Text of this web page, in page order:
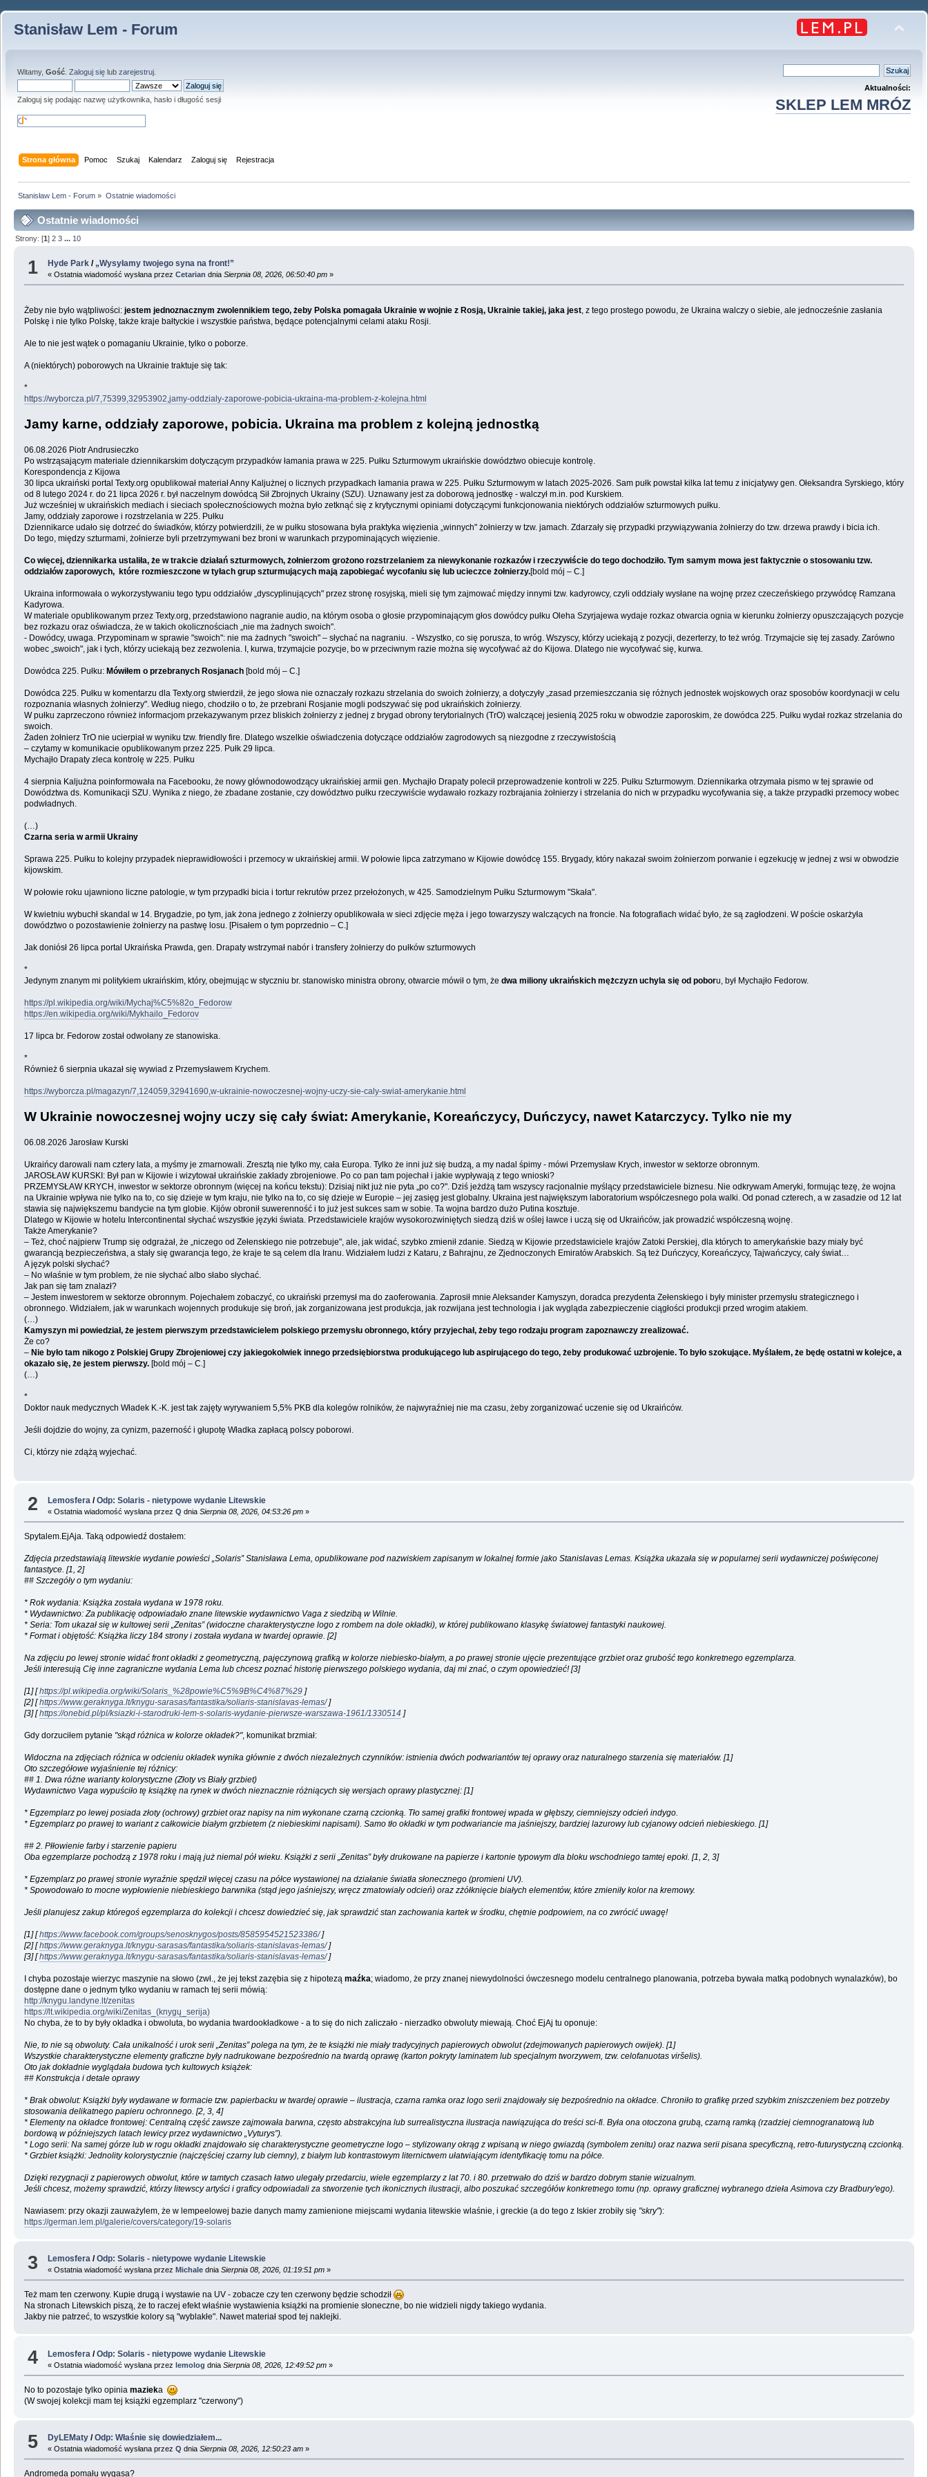
Stanisław Lem - Forum
Witamy, Gość Zaloguj się lub zarejestruj
Zaloguj się podając nazwę użytkownika, hasło i długość sesji
Aktualności:
SKLEP LEM MRÓZ
Strona główna Pomoc Szukaj Kalendarz Zaloguj się Rejestracja
Stanisław Lem - Forum » Ostatnie wiadomości
Ostatnie wiadomości
Strony: [1]2 3 ... 10
1 Hyde Park / „Wysyłamy twojego syna na front!”
« Ostatnia wiadomość wysłana przezCetarian dnia Sierpnia 08, 2026, 06:50:40 pm »
Żeby nie było wątpliwości: jestem jednoznacznym zwolennikiem tego, żeby Polska pomagała Ukrainie w wojnie z Rosją, Ukrainie takiej, jaka jest, z tego prostego powodu, że Ukraina walczy o siebie, ale jednocześnie zasłania
Polskę i nie tylko Polskę, także kraje bałtyckie i wszystkie państwa, będące potencjalnymi celami ataku Rosji.
Ale to nie jest wątek o pomaganiu Ukrainie, tylko o poborze.
A (niektórych) poborowych na Ukrainie traktuje się tak:
*
https://wyborcza.pl/7,75399,32953902,jamy-oddzialy-zaporowe-pobicia-ukraina-ma-problem-z-kolejna.html
Jamy karne, oddziały zaporowe, pobicia. Ukraina ma problem z kolejną jednostką
06.08.2026 Piotr Andrusieczko
Po wstrząsającym materiale dziennikarskim dotyczącym przypadków łamania prawa w 225. Pułku Szturmowym ukraińskie dowództwo obiecuje kontrolę.
Korespondencja z Kijowa
30 lipca ukraiński portal Texty.org opublikował materiał Anny Kaljużnej o licznych przypadkach łamania prawa w 225. Pułku Szturmowym w latach 2025-2026. Sam pułk powstał kilka lat temu z inicjatywy gen. Ołeksandra Syrskiego, który
od 8 lutego 2024 r. do 21 lipca 2026 r. był naczelnym dowódcą Sił Zbrojnych Ukrainy (SZU). Uznawany jest za doborową jednostkę - walczył m.in. pod Kurskiem.
Już wcześniej w ukraińskich mediach i sieciach społecznościowych można było zetknąć się z krytycznymi opiniami dotyczącymi funkcjonowania niektórych oddziałów szturmowych pułku.
Jamy, oddziały zaporowe i rozstrzelania w 225. Pułku
Dziennikarce udało się dotrzeć do świadków, którzy potwierdzili, że w pułku stosowana była praktyka więzienia „winnych" żołnierzy w tzw. jamach. Zdarzały się przypadki przywiązywania żołnierzy do tzw. drzewa prawdy i bicia ich.
Do tego, między szturmami, żołnierze byli przetrzymywani bez broni w warunkach przypominających więzienie.
Co więcej, dziennikarka ustaliła, że w trakcie działań szturmowych, żołnierzom grożono rozstrzelaniem za niewykonanie rozkazów i rzeczywiście do tego dochodziło. Tym samym mowa jest faktycznie o stosowaniu tzw.
oddziałów zaporowych, które rozmieszczone w tyłach grup szturmujących mają zapobiegać wycofaniu się lub ucieczce żołnierzy.[bold mój – C.]
Ukraina informowała o wykorzystywaniu tego typu oddziałów „dyscyplinujących" przez stronę rosyjską, mieli się tym zajmować między innymi tzw. kadyrowcy, czyli oddziały wysłane na wojnę przez czeczeńskiego przywódcę Ramzana
Kadyrowa.
W materiale opublikowanym przez Texty.org, przedstawiono nagranie audio, na którym osoba o głosie przypominającym głos dowódcy pułku Oleha Szyrjajewa wydaje rozkaz otwarcia ognia w kierunku żołnierzy opuszczających pozycje
bez rozkazu oraz oświadcza, że w takich okolicznościach „nie ma żadnych swoich".
- Dowódcy, uwaga. Przypominam w sprawie "swoich": nie ma żadnych "swoich" – słychać na nagraniu. - Wszystko, co się porusza, to wróg. Wszyscy, którzy uciekają z pozycji, dezerterzy, to też wróg. Trzymajcie się tej zasady. Zarówno
wobec „swoich", jak i tych, którzy uciekają bez zezwolenia. I, kurwa, trzymajcie pozycje, bo w przeciwnym razie można się wycofywać aż do Kijowa. Dlatego nie wycofywać się, kurwa.
Dowódca 225. Pułku: Mówiłem o przebranych Rosjanach[bold mój – C.]
Dowódca 225. Pułku w komentarzu dla Texty.org stwierdził, że jego słowa nie oznaczały rozkazu strzelania do swoich żołnierzy, a dotyczyły „zasad przemieszczania się różnych jednostek wojskowych oraz sposobów koordynacji w celu
rozpoznania własnych żołnierzy". Według niego, chodziło o to, że przebrani Rosjanie mogli podszywać się pod ukraińskich żołnierzy.
W pułku zaprzeczono również informacjom przekazywanym przez bliskich żołnierzy z jednej z brygad obrony terytorialnych (TrO) walczącej jesienią 2025 roku w obwodzie zaporoskim, że dowódca 225. Pułku wydał rozkaz strzelania do
swoich.
Żaden żołnierz TrO nie ucierpiał w wyniku tzw. friendly fire. Dlatego wszelkie oświadczenia dotyczące oddziałów zagrodowych są niezgodne z rzeczywistością
– czytamy w komunikacie opublikowanym przez 225. Pułk 29 lipca.
Mychajło Drapaty zleca kontrolę w 225. Pułku
4 sierpnia Kaljużna poinformowała na Facebooku, że nowy głównodowodzący ukraińskiej armii gen. Mychajło Drapaty polecił przeprowadzenie kontroli w 225. Pułku Szturmowym. Dziennikarka otrzymała pismo w tej sprawie od
Dowództwa ds. Komunikacji SZU. Wynika z niego, że zbadane zostanie, czy dowództwo pułku rzeczywiście wydawało rozkazy rozbrajania żołnierzy i strzelania do nich w przypadku wycofywania się, a także przypadki przemocy wobec
podwładnych.
(…)
Czarna seria w armii Ukrainy
Sprawa 225. Pułku to kolejny przypadek nieprawidłowości i przemocy w ukraińskiej armii. W połowie lipca zatrzymano w Kijowie dowódcę 155. Brygady, który nakazał swoim żołnierzom porwanie i egzekucję w jednej z wsi w obwodzie
kijowskim.
W połowie roku ujawniono liczne patologie, w tym przypadki bicia i tortur rekrutów przez przełożonych, w 425. Samodzielnym Pułku Szturmowym "Skała".
W kwietniu wybuchł skandal w 14. Brygadzie, po tym, jak żona jednego z żołnierzy opublikowała w sieci zdjęcie męża i jego towarzyszy walczących na froncie. Na fotografiach widać było, że są zagłodzeni. W poście oskarżyła
dowództwo o pozostawienie żołnierzy na pastwę losu. [Pisałem o tym poprzednio – C.]
Jak doniósł 26 lipca portal Ukraińska Prawda, gen. Drapaty wstrzymał nabór i transfery żołnierzy do pułków szturmowych
*
Jedynym znanym mi politykiem ukraińskim, który, obejmując w styczniu br. stanowisko ministra obrony, otwarcie mówił o tym, że dwa miliony ukraińskich mężczyzn uchyla się od poboru, był Mychajło Fedorow.
https://pl.wikipedia.org/wiki/Mychaj%C5%82o_Fedorow
https://en.wikipedia.org/wiki/Mykhailo_Fedorov
17 lipca br. Fedorow został odwołany ze stanowiska.
*
Również 6 sierpnia ukazał się wywiad z Przemysławem Krychem.
https://wyborcza.pl/magazyn/7,124059,32941690,w-ukrainie-nowoczesnej-wojny-uczy-sie-caly-swiat-amerykanie.html
W Ukrainie nowoczesnej wojny uczy się cały świat: Amerykanie, Koreańczycy, Duńczycy, nawet Katarczycy. Tylko nie my
06.08.2026 Jarosław Kurski
Ukraińcy darowali nam cztery lata, a myśmy je zmarnowali. Zresztą nie tylko my, cała Europa. Tylko że inni już się budzą, a my nadal śpimy - mówi Przemysław Krych, inwestor w sektorze obronnym.
JAROSŁAW KURSKI: Był pan w Kijowie i wizytował ukraińskie zakłady zbrojeniowe. Po co pan tam pojechał i jakie wypływają z tego wnioski?
PRZEMYSŁAW KRYCH, inwestor w sektorze obronnym (więcej na końcu tekstu): Dzisiaj nikt już nie pyta „po co?". Dziś jeżdżą tam wszyscy racjonalnie myślący przedstawiciele biznesu. Nie odkrywam Ameryki, formując tezę, że wojna
na Ukrainie wpływa nie tylko na to, co się dzieje w tym kraju, nie tylko na to, co się dzieje w Europie – jej zasięg jest globalny. Ukraina jest największym laboratorium współczesnego pola walki. Od ponad czterech, a w zasadzie od 12 lat
stawia się największemu bandycie na tym globie. Kijów obronił suwerenność i to już jest sukces sam w sobie. Ta wojna bardzo dużo Putina kosztuje.
Dlatego w Kijowie w hotelu Intercontinental słychać wszystkie języki świata. Przedstawiciele krajów wysokorozwiniętych siedzą dziś w oślej ławce i uczą się od Ukraińców, jak prowadzić współczesną wojnę.
Także Amerykanie?
– Też, choć najpierw Trump się odgrażał, że „niczego od Zełenskiego nie potrzebuje", ale, jak widać, szybko zmienił zdanie. Siedzą w Kijowie przedstawiciele krajów Zatoki Perskiej, dla których to amerykańskie bazy miały być
gwarancją bezpieczeństwa, a stały się gwarancja tego, że kraje te są celem dla Iranu. Widziałem ludzi z Kataru, z Bahrajnu, ze Zjednoczonych Emiratów Arabskich. Są też Duńczycy, Koreańczycy, Tajwańczycy, cały świat…
A język polski słychać?
– No właśnie w tym problem, że nie słychać albo słabo słychać.
Jak pan się tam znalazł?
– Jestem inwestorem w sektorze obronnym. Pojechałem zobaczyć, co ukraiński przemysł ma do zaoferowania. Zaprosił mnie Aleksander Kamyszyn, doradca prezydenta Zełenskiego i były minister przemysłu strategicznego i
obronnego. Widziałem, jak w warunkach wojennych produkuje się broń, jak zorganizowana jest produkcja, jak rozwijana jest technologia i jak wygląda zabezpieczenie ciągłości produkcji przed wrogim atakiem.
(…)
Kamyszyn mi powiedział, że jestem pierwszym przedstawicielem polskiego przemysłu obronnego, który przyjechał, żeby tego rodzaju program zapoznawczy zrealizować.
Że co?
– Nie było tam nikogo z Polskiej Grupy Zbrojeniowej czy jakiegokolwiek innego przedsiębiorstwa produkującego lub aspirującego do tego, żeby produkować uzbrojenie. To było szokujące. Myślałem, że będę ostatni w kolejce, a
okazało się, że jestem pierwszy.[bold mój – C.]
(…)
*
Doktor nauk medycznych Władek K.-K. jest tak zajęty wyrywaniem 5,5% PKB dla kolegów rolników, że najwyraźniej nie ma czasu, żeby zorganizować uczenie się od Ukraińców.
Jeśli dojdzie do wojny, za cynizm, pazerność i głupotę Władka zapłacą polscy poborowi.
Ci, którzy nie zdążą wyjechać.
2 Lemosfera /Odp: Solaris - nietypowe wydanie Litewskie
« Ostatnia wiadomość wysłana przezQ dnia Sierpnia 08, 2026, 04:53:26 pm »
Spytalem.EjAja. Taką odpowiedź dostałem:
Zdjęcia przedstawiają litewskie wydanie powieści „Solaris” Stanisława Lema, opublikowane pod nazwiskiem zapisanym w lokalnej formie jako Stanislavas Lemas. Książka ukazała się w popularnej serii wydawniczej poświęconej
fantastyce. [1, 2]
## Szczegóły o tym wydaniu:
* Rok wydania: Książka została wydana w 1978 roku.
* Wydawnictwo: Za publikację odpowiadało znane litewskie wydawnictwo Vaga z siedzibą w Wilnie.
* Seria: Tom ukazał się w kultowej serii „Zenitas” (widoczne charakterystyczne logo z rombem na dole okładki), w której publikowano klasykę światowej fantastyki naukowej.
* Format i objętość: Książka liczy 184 strony i została wydana w twardej oprawie. [2]
Na zdjęciu po lewej stronie widać front okładki z geometryczną, pajęczynową grafiką w kolorze niebiesko-białym, a po prawej stronie ujęcie prezentujące grzbiet oraz grubość tego konkretnego egzemplarza.
Jeśli interesują Cię inne zagraniczne wydania Lema lub chcesz poznać historię pierwszego polskiego wydania, daj mi znać, o czym opowiedzieć! [3]
[1] [https://pl.wikipedia.org/wiki/Solaris_%28powie%C5%9B%C4%87%29]
[2] [https://www.geraknyga.lt/knygu-sarasas/fantastika/soliaris-stanislavas-lemas/]
[3] [https://onebid.pl/pl/ksiazki-i-starodruki-lem-s-solaris-wydanie-pierwsze-warszawa-1961/1330514 ]
Gdy dorzuciłem pytanie "skąd różnica w kolorze okładek?", komunikat brzmiał:
Widoczna na zdjęciach różnica w odcieniu okładek wynika głównie z dwóch niezależnych czynników: istnienia dwóch podwariantów tej oprawy oraz naturalnego starzenia się materiałów. [1]
Oto szczegółowe wyjaśnienie tej różnicy:
## 1. Dwa różne warianty kolorystyczne (Złoty vs Biały grzbiet)
Wydawnictwo Vaga wypuściło tę książkę na rynek w dwóch nieznacznie różniących się wersjach oprawy plastycznej: [1]
* Egzemplarz po lewej posiada złoty (ochrowy) grzbiet oraz napisy na nim wykonane czarną czcionką. Tło samej grafiki frontowej wpada w głębszy, ciemniejszy odcień indygo.
* Egzemplarz po prawej to wariant z całkowicie białym grzbietem (z niebieskimi napisami). Samo tło okładki w tym podwariancie ma jaśniejszy, bardziej lazurowy lub cyjanowy odcień niebieskiego. [1]
## 2. Płłowienie farby i starzenie papieru
Oba egzemplarze pochodzą z 1978 roku i mają już niemal pół wieku. Książki z serii „Zenitas” były drukowane na papierze i kartonie typowym dla bloku wschodniego tamtej epoki. [1, 2, 3]
* Egzemplarz po prawej stronie wyraźnie spędził więcej czasu na półce wystawionej na działanie światła słonecznego (promieni UV).
* Spowodowało to mocne wypłowienie niebieskiego barwnika (stąd jego jaśniejszy, wręcz zmatowiały odcień) oraz zżółknięcie białych elementów, które zmieniły kolor na kremowy.
Jeśli planujesz zakup któregoś egzemplarza do kolekcji i chcesz dowiedzieć się, jak sprawdzić stan zachowania kartek w środku, chętnie podpowiem, na co zwrócić uwagę!
[1] [https://www.facebook.com/groups/senosknygos/posts/8585954521523386/]
[2] [https://www.geraknyga.lt/knygu-sarasas/fantastika/soliaris-stanislavas-lemas/]
[3] [https://www.geraknyga.lt/knygu-sarasas/fantastika/soliaris-stanislavas-lemas/]
I chyba pozostaje wierzyc maszynie na słowo (zwł., że jej tekst zazębia się z hipotezą maźka; wiadomo, że przy znanej niewydolności ówczesnego modelu centralnego planowania, potrzeba bywała matką podobnych wynalazków), bo
dostępne dane o jednym tylko wydaniu w ramach tej serii mówią:
http://knygu.landyne.lt/zenitas
https://lt.wikipedia.org/wiki/Zenitas_(knygų_serija)
No chyba, że to by były okladka i obwoluta, bo wydania twardookładkowe - a to się do nich zaliczało - nierzadko obwoluty miewają. Choć EjAj tu oponuje:
Nie, to nie są obwoluty. Cała unikalność i urok serii „Zenitas” polega na tym, że te książki nie miały tradycyjnych papierowych obwolut (zdejmowanych papierowych owijek). [1]
Wszystkie charakterystyczne elementy graficzne były nadrukowane bezpośrednio na twardą oprawę (karton pokryty laminatem lub specjalnym tworzywem, tzw. celofanuotas viršelis).
Oto jak dokładnie wyglądała budowa tych kultowych książek:
## Konstrukcja i detale oprawy
* Brak obwolut: Książki były wydawane w formacie tzw. papierbacku w twardej oprawie – ilustracja, czarna ramka oraz logo serii znajdowały się bezpośrednio na okładce. Chroniło to grafikę przed szybkim zniszczeniem bez potrzeby
stosowania delikatnego papieru ochronnego. [2, 3, 4]
* Elementy na okładce frontowej: Centralną część zawsze zajmowała barwna, często abstrakcyjna lub surrealistyczna ilustracja nawiązująca do treści sci-fi. Była ona otoczona grubą, czarną ramką (rzadziej ciemnogranatową lub
bordową w późniejszych latach lewicy przez wydawnictwo „Vyturys”).
* Logo serii: Na samej górze lub w rogu okładki znajdowało się charakterystyczne geometryczne logo – stylizowany okrąg z wpisaną w niego gwiazdą (symbolem zenitu) oraz nazwa serii pisana specyficzną, retro-futurystyczną czcionką.
* Grzbiet książki: Jednolity kolorystycznie (najczęściej czarny lub ciemny), z białym lub kontrastowym liternictwem ułatwiającym identyfikację tomu na półce.
Dzięki rezygnacji z papierowych obwolut, które w tamtych czasach łatwo ulegały przedarciu, wiele egzemplarzy z lat 70. i 80. przetrwało do dziś w bardzo dobrym stanie wizualnym.
Jeśli chcesz, możemy sprawdzić, którzy litewscy artyści i graficy odpowiadali za stworzenie tych ikonicznych ilustracji, albo poszukać szczegółów konkretnego tomu (np. oprawy graficznej wybranego dzieła Asimova czy Bradbury'ego).
Nawiasem: przy okazji zauważylem, że w lempeelowej bazie danych mamy zamienione miejscami wydania litewskie wlaśnie, i greckie (a do tego z Iskier zrobiły się "skry"):
https://german.lem.pl/galerie/covers/category/19-solaris
3 Lemosfera /Odp: Solaris - nietypowe wydanie Litewskie
« Ostatnia wiadomość wysłana przez Michale dnia Sierpnia 08, 2026, 01:19:51 pm »
Też mam ten czerwony. Kupie drugą i wystawie na UV - zobacze czy ten czerwony będzie schodził
Na stronach Litewskich piszą, że to raczej efekt właśnie wystawienia książki na promienie słoneczne, bo nie widzieli nigdy takiego wydania.
Jakby nie patrzeć, to wszystkie kolory są "wyblakłe". Nawet materiał spod tej naklejki.
4 Lemosfera /Odp: Solaris - nietypowe wydanie Litewskie
« Ostatnia wiadomość wysłana przezlemolog dnia Sierpnia 08, 2026, 12:49:52 pm »
No to pozostaje tylko opinia mazieka
(W swojej kolekcji mam tej książki egzemplarz "czerwony")
5 DyLEMaty /Odp: Właśnie się dowiedziałem...
« Ostatnia wiadomość wysłana przezQ dnia Sierpnia 08, 2026, 12:50:23 am »
Andromeda pomału wygasa?